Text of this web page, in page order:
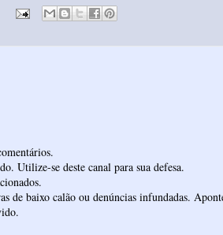
Utilize-se deste canal para sua defesa.
de baixo calão ou denúncias infundadas.